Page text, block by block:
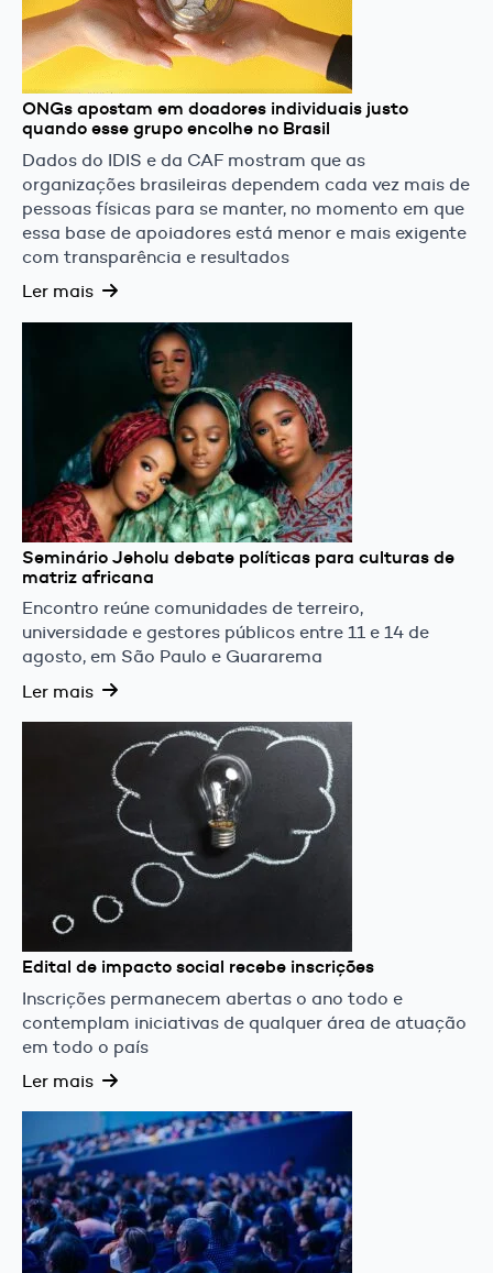
ONGs apostam em doadores individuais justo
quando esse grupo encolhe no Brasil
Dados do IDIS e da CAF mostram que as
organizações brasileiras dependem cada vez mais de
pessoas físicas para se manter, no momento em que
essa base de apoiadores está menor e mais exigente
com transparência e resultados
Ler mais
Seminário Jeholu debate políticas para culturas de
matriz africana
Encontro reúne comunidades de terreiro,
universidade e gestores públicos entre 11 e 14 de
agosto, em São Paulo e Guararema
Ler mais
Edital de impacto social recebe inscrições
Inscrições permanecem abertas o ano todo e
contemplam iniciativas de qualquer área de atuação
em todo o país
Ler mais